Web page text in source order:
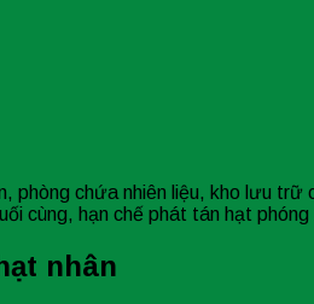
phòng chứa nhiên liệu, kho lưu
cùng, hạn chế phát tán hạt
nhân